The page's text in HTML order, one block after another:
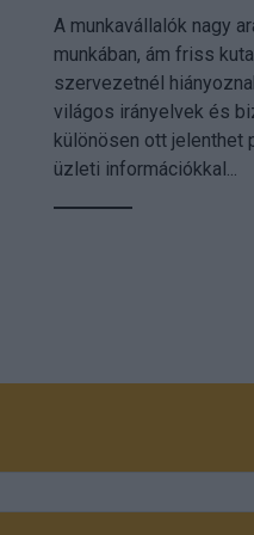
A munkavállalók nagy
munkában, ám friss
szervezetnél
világos irányelvek és
különösen ott jelenthet
üzleti információkkal...